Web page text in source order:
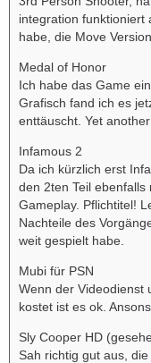
integration funktioniert
habe, die Move
Medal of Honor
Ich habe das Game
Grafisch fand ich es
enttäuscht. Yet
Infamous 2
Da ich kürzlich erst
den 2ten Teil
Gameplay. Pflichtitel!
Nachteile des
weit gespielt habe.
Mubi für PSN
Wenn der Videodienst
kostet ist es ok.
Sly Cooper HD
Sah richtig gut aus,